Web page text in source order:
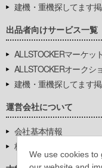
We use cookies to
建機・重機探してます
出品者向けサービス一覧
ALLSTOCKERマーケット
ALLSTOCKERオークシ
建機・重機探してます
運営会社について
会社基本情報
株式会社豊環境開発